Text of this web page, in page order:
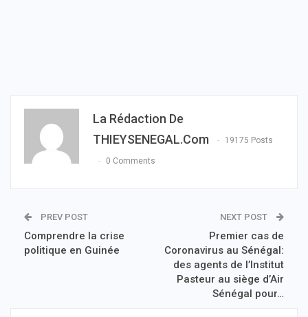
La Rédaction De
THIEYSENEGAL.com
19175 Posts
0 Comments
PREV POST
Comprendre la crise
politique en Guinée
NEXT POST
Premier cas de
Coronavirus au Sénégal:
des agents de l’Institut
Pasteur au siège d’Air
Sénégal pour…